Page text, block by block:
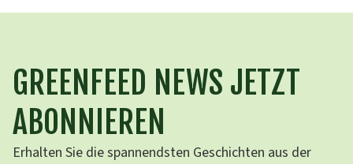
GREENFEED NEWS JETZT
ABONNIEREN
Erhalten Sie die spannendsten Geschichten aus der